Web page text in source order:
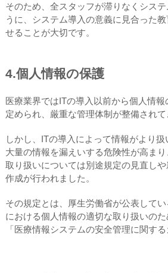
そのため、全スタッフが滞りなくシス
うに、システム導入の意義に見合った
せることが大切です。
4.個人情報の保護
医療業界ではITの導入以前から個人情
定められ、厳重な管理体制が整備されて
しかし、ITの導入によって情報がより扱
大量の情報を漏えいする危険性が高ま
取り扱いについては別途規定の見直し
作成が行われました。
その規定とは、厚生労働省が公表して
における個人情報の適切な取り扱いの
「医療情報システムの安全管理に関す